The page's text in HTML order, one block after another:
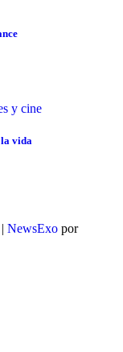
y cine
la vida
| NewsExo por